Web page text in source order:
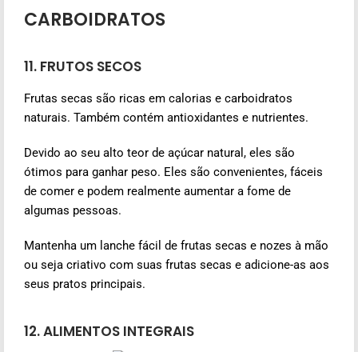
CARBOIDRATOS
11. FRUTOS SECOS
Frutas secas são ricas em calorias e carboidratos
naturais. Também contém antioxidantes e nutrientes.
Devido ao seu alto teor de açúcar natural, eles são
ótimos para ganhar peso. Eles são convenientes, fáceis
de comer e podem realmente aumentar a fome de
algumas pessoas.
Mantenha um lanche fácil de frutas secas e nozes à mão
ou seja criativo com suas frutas secas e adicione-as aos
seus pratos principais.
12. ALIMENTOS INTEGRAIS